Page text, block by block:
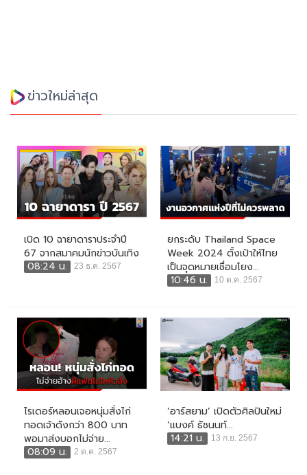
ข่าวใหม่ล่าสุด
เปิด 10 ฉายาดาราประจำปี
67 จากสมาคมนักข่าวบันเทิง
08:24 น.
23 ธ.ค. 2567
ยกระดับ Thailand Space
Week 2024 ตั้งเป้าให้ไทย
เป็นจุดหมายเชื่อมโยง...
10:46 น.
10 ต.ค. 2567
ไรเดอร์หลอนเจอหนุ่มสั่งไก่
ทอดเจ้าดังกว่า 800 บาท
พอมาส่งบอกไม่จ่าย...
08:09 น.
2 ต.ค. 2567
‘อาร์สยาม’ เปิดตัวศิลปินใหม่
‘แบงค์ ธัชนนท์...
14:21 น.
13 ก.ย. 2567